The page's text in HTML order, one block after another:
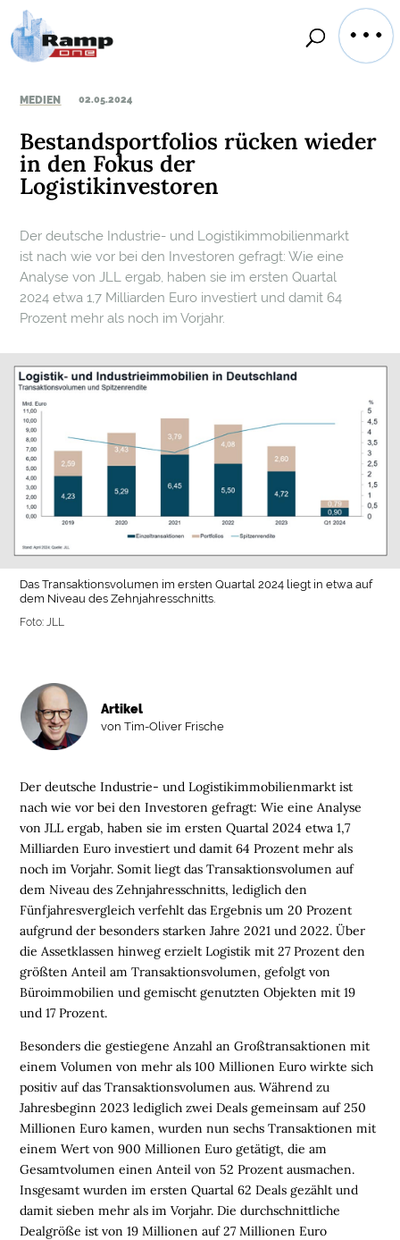
MEDIEN 02.05.2024
Bestandsportfolios rücken wieder
in den Fokus der
Logistikinvestoren
Der deutsche Industrie- und Logistikimmobilienmarkt
ist nach wie vor bei den Investoren gefragt: Wie eine
Analyse von JLL ergab, haben sie im ersten Quartal
2024 etwa 1,7 Milliarden Euro investiert und damit 64
Prozent mehr als noch im Vorjahr.
Das Transaktionsvolumen im ersten Quartal 2024 liegt in etwa auf
dem Niveau des Zehnjahresschnitts.
Foto: JLL
Der deutsche Industrie- und Logistikimmobilienmarkt ist
nach wie vor bei den Investoren gefragt: Wie eine Analyse
von JLL ergab, haben sie im ersten Quartal 2024 etwa 1,7
Milliarden Euro investiert und damit 64 Prozent mehr als
noch im Vorjahr. Somit liegt das Transaktionsvolumen auf
dem Niveau des Zehnjahresschnitts, lediglich den
Fünfjahresvergleich verfehlt das Ergebnis um 20 Prozent
aufgrund der besonders starken Jahre 2021 und 2022. Über
die Assetklassen hinweg erzielt Logistik mit 27 Prozent den
größten Anteil am Transaktionsvolumen, gefolgt von
Büroimmobilien und gemischt genutzten Objekten mit 19
und 17 Prozent.
Besonders die gestiegene Anzahl an Großtransaktionen mit
einem Volumen von mehr als 100 Millionen Euro wirkte sich
positiv auf das Transaktionsvolumen aus. Während zu
Jahresbeginn 2023 lediglich zwei Deals gemeinsam auf 250
Millionen Euro kamen, wurden nun sechs Transaktionen mit
einem Wert von 900 Millionen Euro getätigt, die am
Gesamtvolumen einen Anteil von 52 Prozent ausmachen.
Insgesamt wurden im ersten Quartal 62 Deals gezählt und
damit sieben mehr als im Vorjahr. Die durchschnittliche
Dealgröße ist von 19 Millionen auf 27 Millionen Euro
Artikel
von Tim-Oliver Frische